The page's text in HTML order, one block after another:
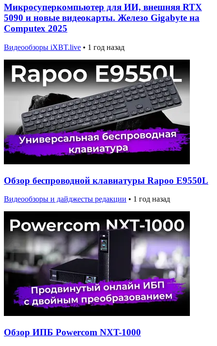
Микросуперкомпьютер для ИИ, внешняя RTX
5090 и новые видеокарты. Железо Gigabyte на
Computex 2025
Видеообзоры iXBT.live • 1 год назад
Обзор беспроводной клавиатуры Rapoo E9550L
Видеообзоры и дайджесты редакции • 1 год назад
Обзор ИПБ Powercom NXT-1000